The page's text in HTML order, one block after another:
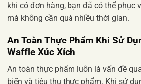
khi có đơn hàng, bạn đã có thể phục
mà không cần quá nhiều thời gian.
An Toàn Thực Phẩm Khi Sử
Waffle Xúc Xích
An toàn thực phẩm luôn là vấn đề
biến và tiêu thụ thực phẩm. Khi sử